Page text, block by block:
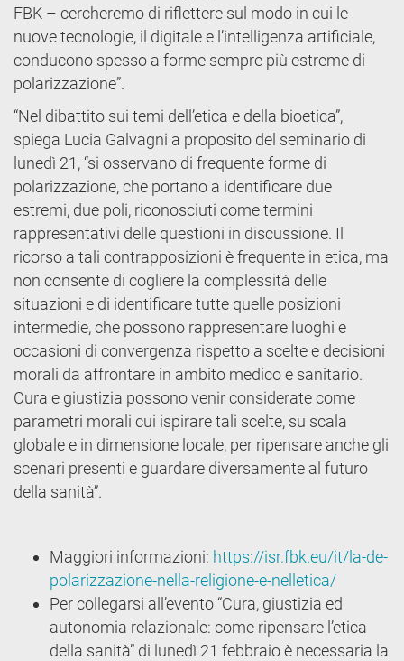
FBK – cercheremo di riflettere sul modo in cui le
nuove tecnologie, il digitale e l’intelligenza artificiale,
conducono spesso a forme sempre più estreme di
polarizzazione”.
“Nel dibattito sui temi dell’etica e della bioetica”,
spiega Lucia Galvagni a proposito del seminario di
lunedì 21, “si osservano di frequente forme di
polarizzazione, che portano a identificare due
estremi, due poli, riconosciuti come termini
rappresentativi delle questioni in discussione. Il
ricorso a tali contrapposizioni è frequente in etica, ma
non consente di cogliere la complessità delle
situazioni e di identificare tutte quelle posizioni
intermedie, che possono rappresentare luoghi e
occasioni di convergenza rispetto a scelte e decisioni
morali da affrontare in ambito medico e sanitario.
Cura e giustizia possono venir considerate come
parametri morali cui ispirare tali scelte, su scala
globale e in dimensione locale, per ripensare anche gli
scenari presenti e guardare diversamente al futuro
della sanità”.
Maggiori informazioni: https://isr.fbk.eu/it/la-de-
polarizzazione-nella-religione-e-nelletica/
Per collegarsi all’evento “Cura, giustizia ed
autonomia relazionale: come ripensare l’etica
della sanità” di lunedì 21 febbraio è necessaria la